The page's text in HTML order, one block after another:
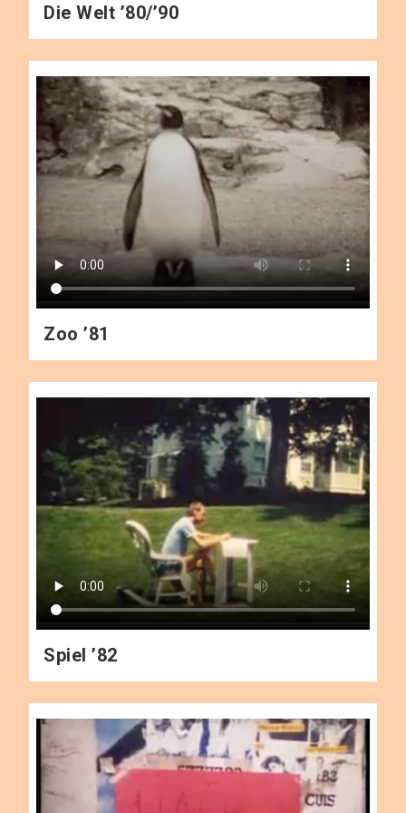
Die Welt ’80/’90
Zoo ’81
Spiel ’82